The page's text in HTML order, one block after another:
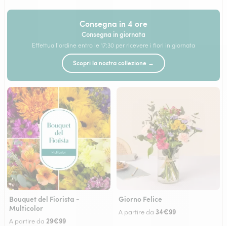
Consegna in 4 ore
Consegna in giornata
Effettua l'ordine entro le 17:30 per ricevere i fiori in giornata
Scopri la nostra collezione →
Bouquet del Fiorista -
Multicolor
A partire da 29€99
Giorno Felice
A partire da 34€99